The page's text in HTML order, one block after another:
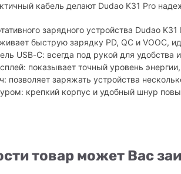
кабель делают Dudao K31 Pro
зарядного устройства Dudao K31
быструю зарядку PD, QC и VOOC,
USB-C: всегда под рукой для удобства
показывает точный уровень
заряжать устройства
крепкий корпус и удобный шнур
товар может Вас